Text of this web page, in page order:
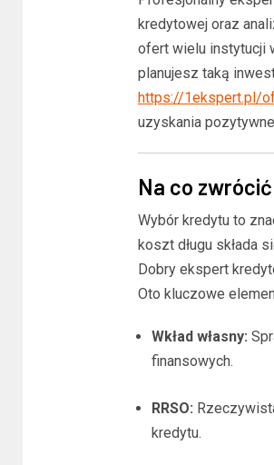
kredytowej oraz
ofert wielu instytucji
planujesz taką
https://1ekspert.pl/
uzyskania
Na co
Wybór kredytu to
koszt długu składa
Dobry ekspert
Oto kluczowe
Wkład własny:
finansowych.
RRSO:
kredytu.